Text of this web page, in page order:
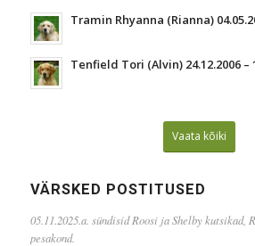
Tramin Rhyanna (Rianna)
Tenfield Tori (Alvin) 24.12.2006 –
Vaata kõiki
VÄRSKED POSTITUSED
05.11.2025.a. sündisid Roosi ja Shelby kutsikad,
pesakond.